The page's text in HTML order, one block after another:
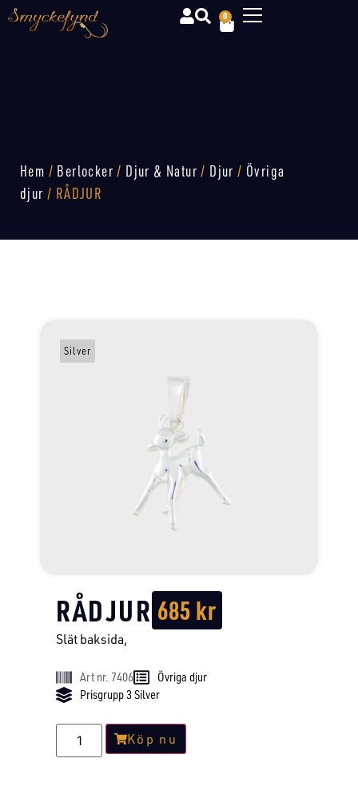
0
Hem / Berlocker / Djur & Natur / Djur / Övriga
djur / RÅDJUR
Silver
RÅDJUR 685kr
Slät baksida,
Art nr. 7406
Övriga djur
Prisgrupp 3 Silver
Köp nu